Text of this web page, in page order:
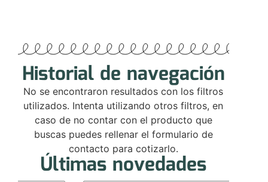
Historial de navegación
No se encontraron resultados con los filtros
utilizados. Intenta utilizando otros filtros, en
caso de no contar con el producto que
buscas puedes rellenar el formulario de
contacto para cotizarlo.
Últimas novedades